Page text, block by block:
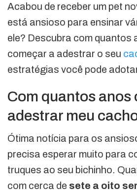
Acabou de receber um pet
está ansioso para ensinar
ele? Descubra com quantos
começar a adestrar o seu
estratégias você pode
Com quantos anos
adestrar meu
Ótima notícia para os
precisa esperar muito para
truques ao seu bichinho.
com cerca de sete a oito